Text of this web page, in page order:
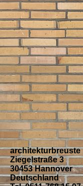
architekturbreuste
Ziegelstraße 3
30453 Hannover
Deutschland